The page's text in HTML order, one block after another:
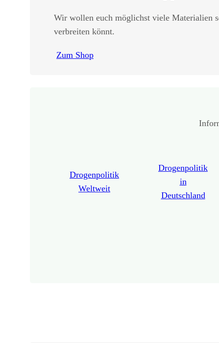
Wir wollen euch möglichst viele Materialien
verbreiten könnt.
Zum Shop
Drogenpolitik
Weltweit
Drogenpolitik
in
Deutschland